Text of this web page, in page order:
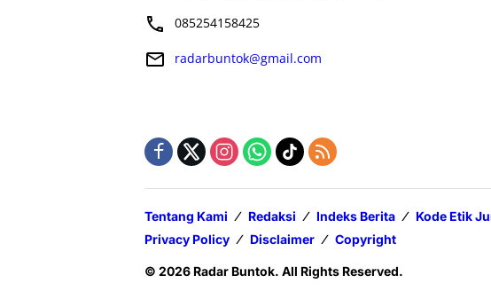
085254158425
radarbuntok@gmail.com
Tentang Kami Redaksi Indeks Berita Kode Etik
Privacy Policy
Disclaimer Copyright
​© 2026 Radar Buntok. All Rights Reserved.